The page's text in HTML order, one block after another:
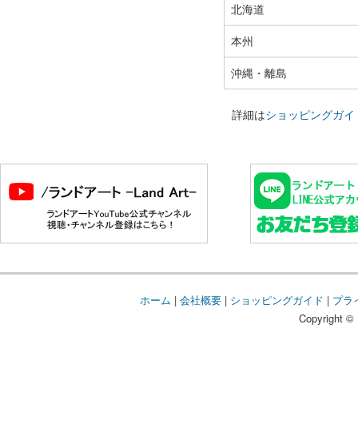
北海道
本州
沖縄・離島
詳細はショッピングガイ
ホーム | 会社概要| ショッピングガイド | プラ
Copyright ©